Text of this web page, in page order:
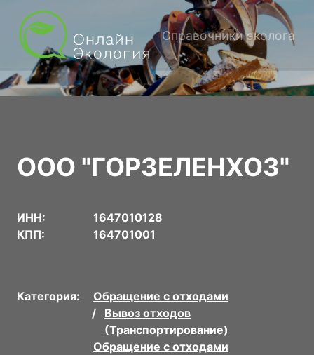
Справочники эколога
ООО "ГОРЗЕЛЕНХОЗ"
ИНН:
1647010128
КПП:
164701001
Категория:
Обращение с отходами
Вывоз отходов
(Транспортирование)
Обращение с отходами